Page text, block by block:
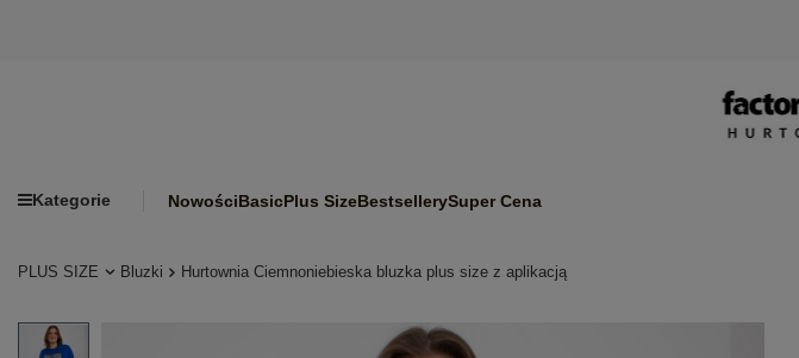
Kategorie NowościBasicPlus SizeBestsellerySuper Cena
PLUS SIZE Bluzki Hurtownia Ciemnoniebieska bluzka plus size z aplikacją